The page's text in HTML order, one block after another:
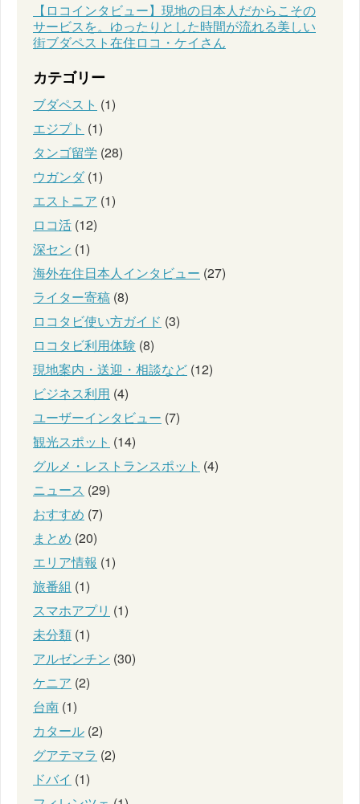
【ロコインタビュー】現地の日本人だからこその
サービスを。ゆったりとした時間が流れる美しい
街ブダペスト在住ロコ・ケイさん
カテゴリー
ブダペスト (1)
エジプト (1)
タンゴ留学 (28)
ウガンダ(1)
エストニア (1)
ロコ活 (12)
深セン (1)
海外在住日本人インタビュー (27)
ライター寄稿 (8)
ロコタビ使い方ガイド (3)
ロコタビ利用体験 (8)
現地案内・送迎・相談など (12)
ビジネス利用 (4)
ユーザーインタビュー (7)
観光スポット (14)
グルメ・レストランスポット (4)
ニュース (29)
おすすめ (7)
まとめ (20)
エリア情報 (1)
旅番組 (1)
スマホアプリ (1)
未分類 (1)
アルゼンチン (30)
ケニア (2)
台南 (1)
カタール (2)
グアテマラ (2)
ドバイ (1)